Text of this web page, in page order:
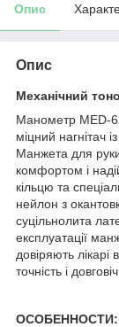
Опис
Опис
Механічний
Манометр MED-
міцний нагнітач
Манжета для
комфортом і
кільцю та
нейлон з
суцільнолита
експлуатації
довіряють лікарі
точність і
ОСОБЕННОСТИ: